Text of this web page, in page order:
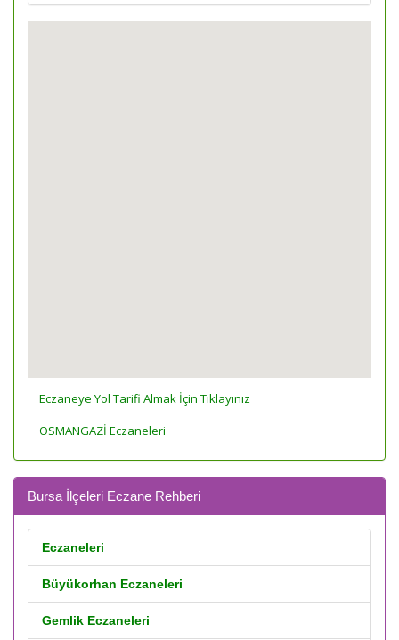
Eczaneye Yol Tarifi Almak İçin Tıklayınız
OSMANGAZİ Eczaneleri
Bursa İlçeleri Eczane Rehberi
Eczaneleri
Büyükorhan Eczaneleri
Gemlik Eczaneleri